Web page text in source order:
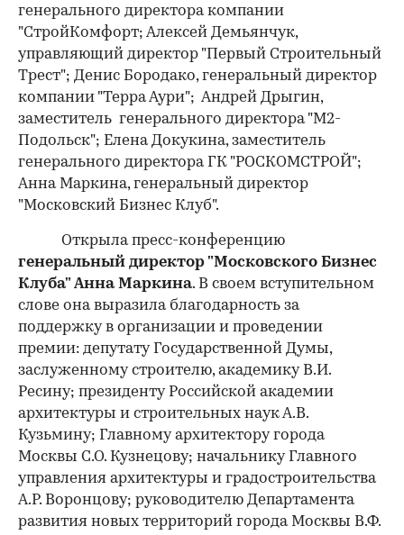
генерального директора компании
"СтройКомфорт; Алексей Демьянчук,
управляющий директор "Первый Строительный
Трест"; Денис Бородако, генеральный директор
компании "Терра Аури"; Андрей Дрыгин,
заместитель генерального директора "М2-
Подольск"; Елена Докукина, заместитель
генерального директора ГК "РОСКОМСТРОЙ";
Анна Маркина, генеральный директор
"Московский Бизнес Клуб".
Открыла пресс-конференцию
генеральный директор "Московского Бизнес
Клуба" Анна Маркина. В своем вступительном
слове она выразила благодарность за
поддержку в организации и проведении
премии: депутату Государственной Думы,
заслуженному строителю, академику В.И.
Ресину; президенту Российской академии
архитектуры и строительных наук А.В.
Кузьмину; Главному архитектору города
Москвы С.О. Кузнецову; начальнику Главного
управления архитектуры и градостроительства
А.Р. Воронцову; руководителю Департамента
развития новых территорий города Москвы В.Ф.